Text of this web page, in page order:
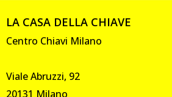
LA CASA DELLA CHIAVE
Centro Chiavi Milano
Viale Abruzzi, 92
20131 Milano